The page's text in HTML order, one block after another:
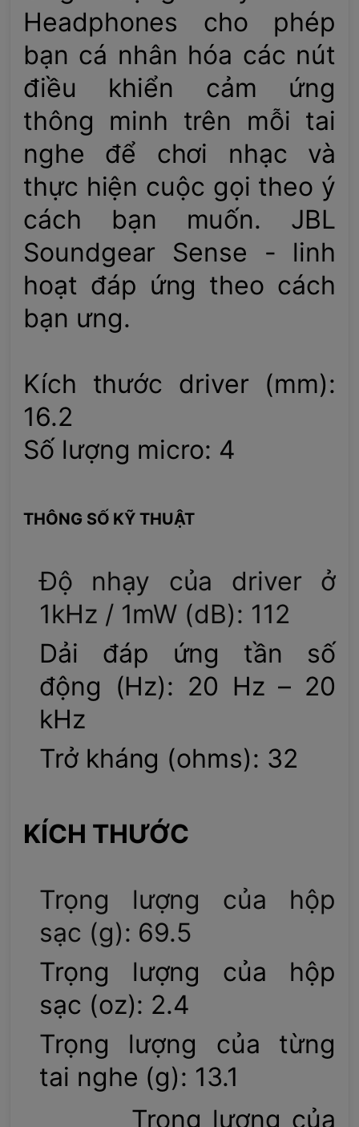
Headphones cho phép
bạn cá nhân hóa các nút
điều khiển cảm ứng
thông minh trên mỗi tai
nghe để chơi nhạc và
thực hiện cuộc gọi theo ý
cách bạn muốn. JBL
Soundgear Sense - linh
hoạt đáp ứng theo cách
bạn ưng.
Kích thước driver (mm):
16.2
Số lượng micro: 4
THÔNG SỐ KỸ THUẬT
Độ nhạy của driver ở
1kHz / 1mW (dB): 112
Dải đáp ứng tần số
động (Hz): 20 Hz – 20
kHz
Trở kháng (ohms): 32
KÍCH THƯỚC
Trọng lượng của hộp
sạc (g): 69.5
Trọng lượng của hộp
sạc (oz): 2.4
Trọng lượng của từng
tai nghe (g): 13.1
Trọng lượng của